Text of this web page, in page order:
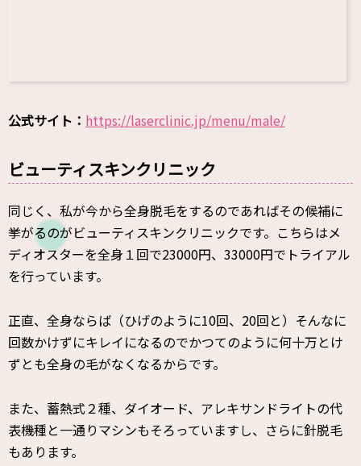
公式サイト： https://laserclinic.jp/menu/male/
ビューティスキンクリニック
同じく、私が今から全身脱毛をするのであればその候補に
挙がるのがビューティスキンクリニックです。こちらはメ
ディオスターを全身１回で23000円、33000円でトライアル
を行っています。
正直、全身ならば（ひげのように10回、20回と）そんなに
回数かけずにキレイになるのでかつてのように何十万とけ
ずとも全身の毛がなくなるからです。
また、蓄熱式２種、ダイオード、アレキサンドライトの代
表機種と一通りマシンもそろっていますし、さらに針脱毛
もあります。